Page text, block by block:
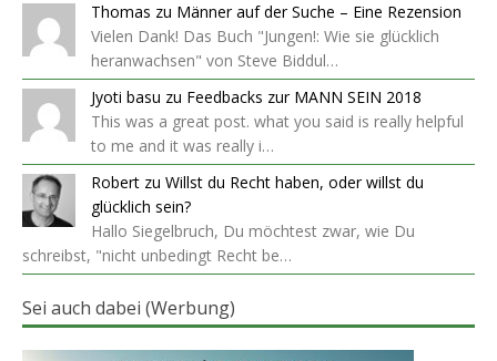
Thomas zu Männer auf der Suche – Eine Rezension
Vielen Dank! Das Buch "Jungen!: Wie sie glücklich
heranwachsen" von Steve Biddul…
Jyoti basu zu Feedbacks zur MANN SEIN 2018
This was a great post. what you said is really helpful
to me and it was really i…
Robert zu Willst du Recht haben, oder willst du
glücklich sein?
Hallo Siegelbruch, Du möchtest zwar, wie Du
schreibst, "nicht unbedingt Recht be…
Sei auch dabei (Werbung)